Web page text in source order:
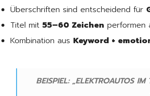
Überschriften sind entscheidend für
Titel mit55–60 Zeichen performen
Kombination aus Keyword +
BEISPIEL: „ELEKTROAUTOS